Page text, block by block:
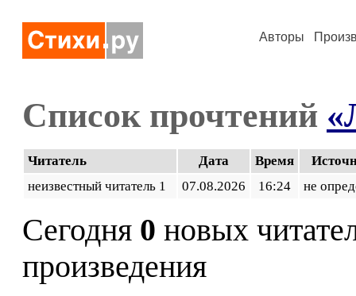
Авторы
Список прочтений
Читатель Дата Время
неизвестный читатель 1
07.08.2026 16:24 не
Сегодня 0 новых
произведения